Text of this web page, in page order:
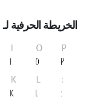
الخريطة الحرفية لـ